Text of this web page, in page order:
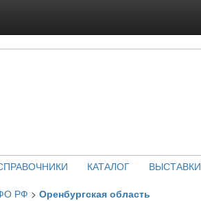
КАТАЛОГ ВЫСТАВКИ
РФ > Оренбургская область